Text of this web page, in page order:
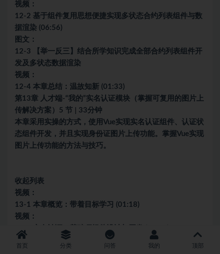
视频：
12-2 基于组件复用思想便捷实现多状态合约列表组件与数
据渲染 (06:56)
图文：
12-3 【举一反三】结合所学知识完成全部合约列表组件开
发及多状态数据渲染
视频：
12-4 本章总结：温故知新 (01:33)
第13章 人才端-“我的”实名认证模块（掌握可复用的图片上
传解决方案）5 节 | 33分钟
本章采用实操的方式，使用Vue实现实名认证组件、认证状
态组件开发，并且实现身份证图片上传功能。掌握Vue实现
图片上传功能的方法与技巧。
收起列表
视频：
13-1 本章概览：带着目标学习 (01:18)
视频：
13-2 实名认证：基础项组件设计与开发 (07:45)
视频：
首页 分类 问答 我的 顶部